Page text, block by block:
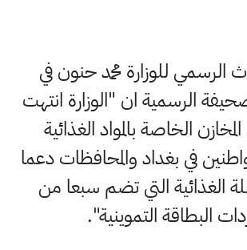
الرسمي للوزارة محمد حنون في
الرسمية ان "الوزارة انتهت
الخاصة بالمواد الغذائية
في بغداد والمحافظات دعما
الغذائية التي تضم سبعا من
البطاقة التموينية".